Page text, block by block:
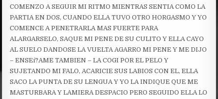
COMENZO A SEGUIR MI RITMO MIENTRAS SENTIA COMO LA
PARTIA EN DOS, CUANDO ELLA TUVO OTRO HORGASMO Y YO
COMENCE A PENETRARLA MAS FUERTE PARA
ALARGARSELO, SAQUE MI PENE DE SU CULITO Y ELLA CAYO
AL SUELO DANDOSE LA VUELTA AGARRO MI PENE Y ME DIJO
– ENSEí?AME TAMBIEN – LA COGI POR EL PELO Y
SUJETANDO MI FALO, ACARICIE SUS LABIOS CON EL, ELLA
SACO LA PUNTA DE SU LENGUA Y YO LA INDIQUE QUE ME
MASTURBARA Y LAMIERA DESPACIO PERO SEGUIDO ELLA LO